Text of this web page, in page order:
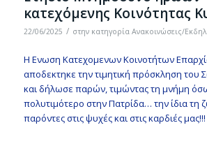
κατεχόμενης Κοινότητας
22/06/2025 / στην κατηγορία Ανακοινώσεις/
Η Ενωση Κατεχομενων Κοινοτήτων
αποδεκτηκε την τιμητική πρόσκληση του
και δήλωσε παρών, τιμώντας τη μνήμη
πολυτιμότερο στην Πατρίδα… την ίδια τη
παρόντες στις ψυχές και στις καρδιές μας!!!